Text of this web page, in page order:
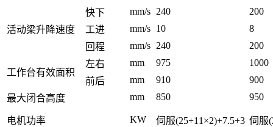
活动梁升降速度
快下 mm/s 240
200
工进
mm/s 10
8
回程
mm/s 240 200
工作台有效面积
左右 mm 975
1000
前后
mm 910
900
最大闭合高度
mm 850 950
电机功率 KW 伺服(25+11×2)+7.5+3 伺服